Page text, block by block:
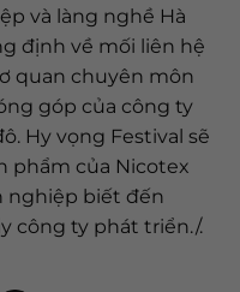
và làng nghề Hà
định về mối liên hệ
quan chuyên môn
góp của công ty
Hy vọng Festival sẽ
phẩm của Nicotex
nghiệp biết đến
công ty phát triển./.